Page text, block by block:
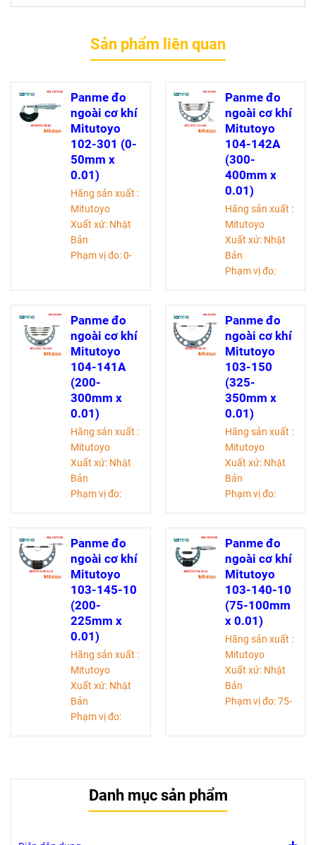
Sản phẩm liên quan
Panme đo
ngoài cơ khí
Mitutoyo
102-301 (0-
50mm x
0.01)
Hãng sản xuất :
Mitutoyo
Xuất xứ: Nhật
Bản
Phạm vị đo: 0-
Độ chính
xác: ±2 micromet
Panme đo
ngoài cơ khí
Mitutoyo
104-142A
(300-
400mm x
0.01)
Hãng sản xuất :
Mitutoyo
Xuất xứ: Nhật
Bản
Phạm vị đo:
Độ chia:0,01mm
Độ chính
xác: ±10 micromet
Panme đo
ngoài cơ khí
Mitutoyo
104-141A
(200-
300mm x
0.01)
Hãng sản xuất :
Mitutoyo
Xuất xứ: Nhật
Bản
Phạm vị đo:
Độ chia:0,01mm
Độ chính
xác: ±8 micromet
Panme đo
ngoài cơ khí
Mitutoyo
103-150
(325-
350mm x
0.01)
Hãng sản xuất :
Mitutoyo
Xuất xứ: Nhật
Bản
Phạm vị đo:
Độ chia:0,01mm
Độ chính
xác: ±6 micromet
Panme đo
ngoài cơ khí
Mitutoyo
103-145-10
(200-
225mm x
0.01)
Hãng sản xuất :
Mitutoyo
Xuất xứ: Nhật
Bản
Phạm vị đo:
xác: ±4 micromet
Panme đo
ngoài cơ khí
Mitutoyo
103-140-10
(75-100mm
x 0.01)
Hãng sản xuất :
Mitutoyo
Xuất xứ: Nhật
Bản
Phạm vị đo: 75-
Danh mục sản phẩm